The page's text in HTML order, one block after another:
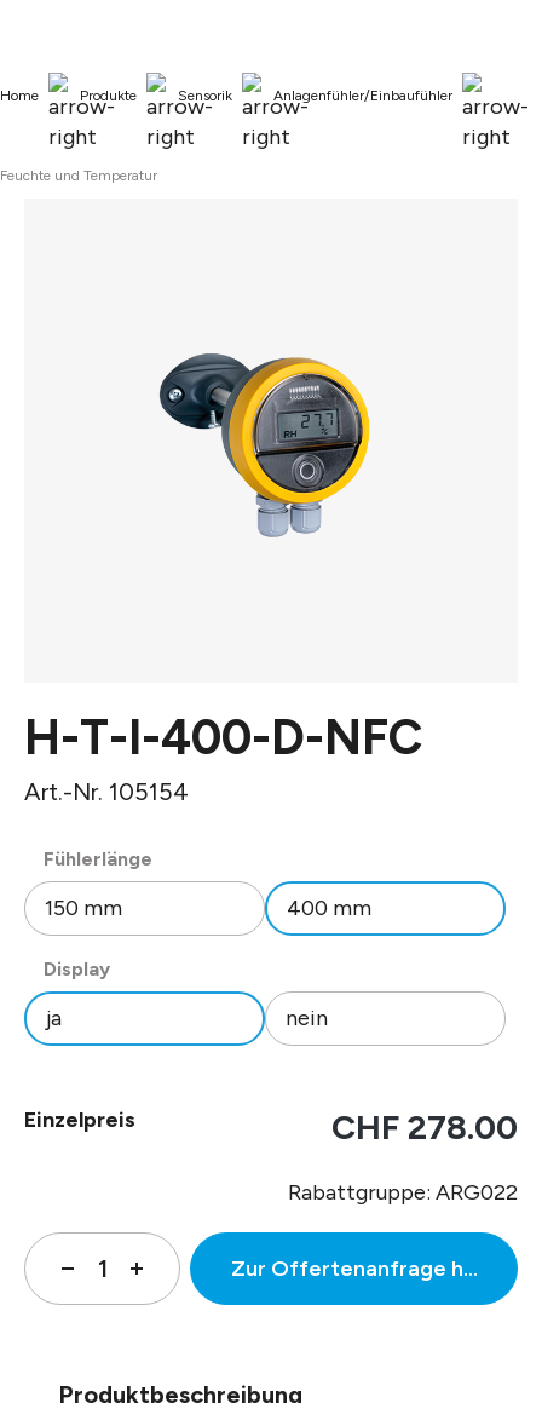
Home Produkte Sensorik Anlagenfühler/Einbaufühler
Feuchte und Temperatur
H-T-I-400-D-NFC
Art.-Nr. 105154
Fühlerlänge
150 mm
400 mm
Displayauswählen
ja
nein
Einzelpreis CHF 278.00
Rabattgruppe: ARG022
Zur Offertenanfrage
Produktbeschreibung